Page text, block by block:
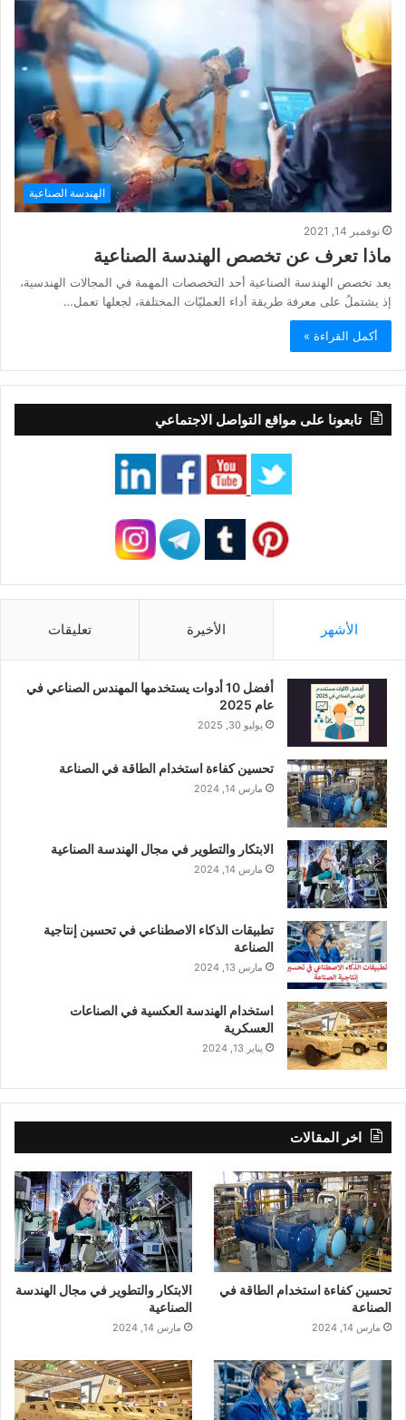
الهندسة الصناعية
نوفمبر 14, 2021
ماذا تعرف عن تخصص الهندسة الصناعية
يعد تخصص الهندسة الصناعية أحد التخصصات المهمة في المجالات الهندسية،
إذ يشتملُ على معرفة طريقة أداء العمليّات المختلفة، لجعلها تعمل…
أكمل القراءة »
تابعونا على مواقع التواصل الاجتماعي
الأشهر الأخيرة تعليقات
أفضل 10 أدوات يستخدمها المهندس الصناعي في
عام 2025
يوليو 30, 2025
تحسين كفاءة استخدام الطاقة في الصناعة
مارس 14, 2024
الابتكار والتطوير في مجال الهندسة الصناعية
مارس 14, 2024
تطبيقات الذكاء الاصطناعي في تحسين إنتاجية
الصناعة
مارس 13, 2024
استخدام الهندسة العكسية في الصناعات
العسكرية
يناير 13, 2024
اخر المقالات
تحسين كفاءة استخدام الطاقة في
الصناعة
مارس 14, 2024
الابتكار والتطوير في مجال الهندسة
الصناعية
مارس 14, 2024